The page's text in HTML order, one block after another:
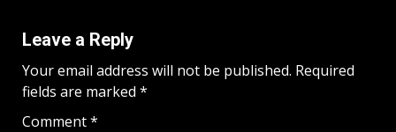
Leave a Reply
Your email address will not be published. Required
fields are marked *
Comment*